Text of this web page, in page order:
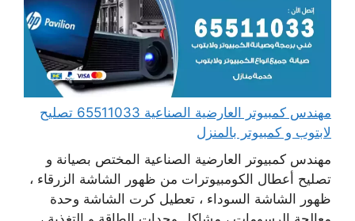
مهندس كمبيوتر العارضية الصناعية 65511033 تصليح
لابتوب و كمبيوتر بالمنزل
مهندس كمبيوتر العارضية الصناعية المختص بصيانة و
تصليح أعطال الكومبيوترات من ظهور الشاشة الزرقاء ،
ظهور الشاشة السوداء ، تعطيل كرت الشاشة وحدة